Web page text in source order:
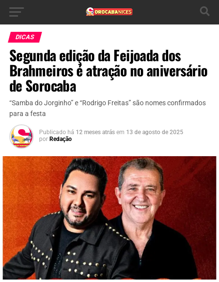
DICAS
Segunda edição da Feijoada dos
Brahmeiros é atração no aniversário
de Sorocaba
“Samba do Jorginho” e “Rodrigo Freitas” são nomes confirmados
para a festa
Publicado há 12 meses atrás em 13 de agosto de 2025
por Redação